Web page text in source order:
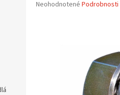
Priemerné
Neohodnotené